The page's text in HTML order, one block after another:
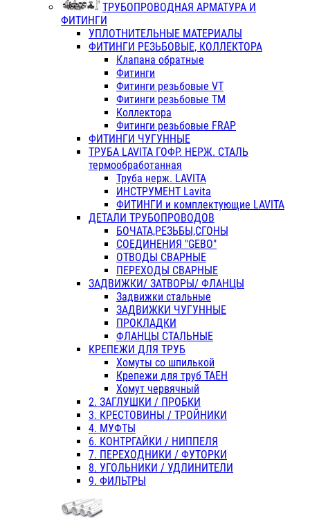
ТРУБОПРОВОДНАЯ АРМАТУРА И
ФИТИНГИ
УПЛОТНИТЕЛЬНЫЕ МАТЕРИАЛЫ
ФИТИНГИ РЕЗЬБОВЫЕ, КОЛЛЕКТОРА
Клапана обратные
Фитинги
Фитинги резьбовые VT
Фитинги резьбовые ТМ
Коллектора
Фитинги резьбовые FRAP
ФИТИНГИ ЧУГУННЫЕ
ТРУБА LAVITA ГОФР. НЕРЖ. СТАЛЬ
термообработанная
Труба нерж. LAVITA
ИНСТРУМЕНТ Lavita
ФИТИНГИ и комплектующие LAVITA
ДЕТАЛИ ТРУБОПРОВОДОВ
БОЧАТА,РЕЗЬБЫ,СГОНЫ
СОЕДИНЕНИЯ "GEBO"
ОТВОДЫ СВАРНЫЕ
ПЕРЕХОДЫ СВАРНЫЕ
ЗАДВИЖКИ/ ЗАТВОРЫ/ ФЛАНЦЫ
Задвижки стальные
ЗАДВИЖКИ ЧУГУННЫЕ
ПРОКЛАДКИ
ФЛАНЦЫ СТАЛЬНЫЕ
КРЕПЕЖИ ДЛЯ ТРУБ
Хомуты со шпилькой
Крепежи для труб ТАЕН
Хомут червячный
2. ЗАГЛУШКИ / ПРОБКИ
3. КРЕСТОВИНЫ / ТРОЙНИКИ
4. МУФТЫ
6. КОНТРГАЙКИ / НИППЕЛЯ
7. ПЕРЕХОДНИКИ / ФУТОРКИ
8. УГОЛЬНИКИ / УДЛИНИТЕЛИ
9. ФИЛЬТРЫ